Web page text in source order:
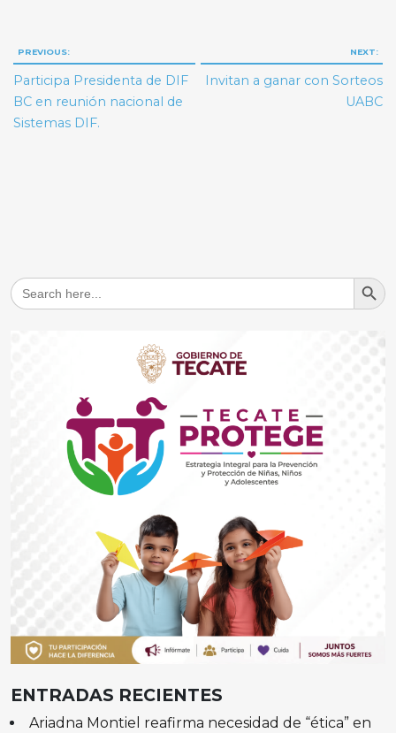
Navegación
de
entradas
PREVIOUS:
Participa Presidenta de DIF
BC en reunión nacional de
Sistemas DIF.
NEXT:
Invitan a ganar con Sorteos
UABC
Search
for:
Search
ENTRADAS RECIENTES
Ariadna Montiel reafirma necesidad de “ética” en